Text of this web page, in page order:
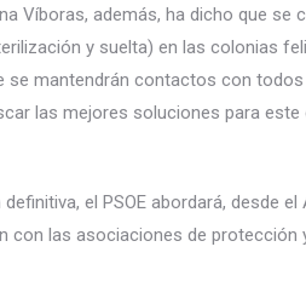
Víboras, además, ha dicho que se
y suelta) en las colonias
se mantendrán contactos con
las mejores soluciones para este
definitiva, el PSOE abordará, desde
con las asociaciones de